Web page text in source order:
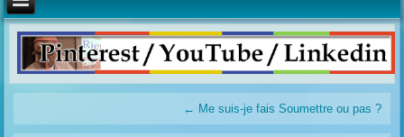
← Me suis-je fais Soumettre ou pas ?